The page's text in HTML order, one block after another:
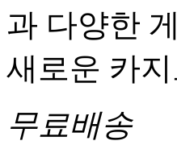
과 다양한
새로운 카
무료배송